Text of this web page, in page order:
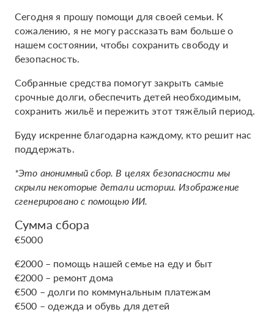
Сегодня я прошу помощи для своей семьи. К
сожалению, я не могу рассказать вам больше о
нашем состоянии, чтобы сохранить свободу и
безопасность.
Собранные средства помогут закрыть самые
срочные долги, обеспечить детей необходимым,
сохранить жильё и пережить этот тяжёлый период.
Буду искренне благодарна каждому, кто решит нас
поддержать.
*Это анонимный сбор. В целях безопасности мы
скрыли некоторые детали истории. Изображение
сгенерировано с помощью ИИ.
Сумма сбора
€5000
€2000 – помощь нашей семье на еду и быт
€2000 – ремонт дома
€500 – долги по коммунальным платежам
€500 – одежда и обувь для детей